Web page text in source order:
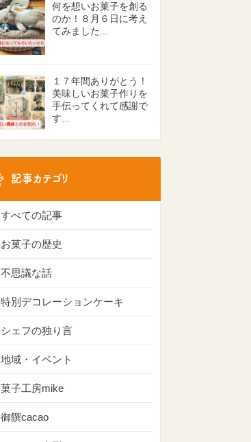
何を想いお菓子を創る
のか！８月６日に考え
てみました...
１７年間ありがとう！
美味しいお菓子作りを
手伝ってくれて感謝で
す...
記事カテゴリ
すべての記事
お菓子の歴史
不思議な話
特別デコレーションケーキ
シェフの独り言
地域・イベント
菓子工房mike
御饌cacao